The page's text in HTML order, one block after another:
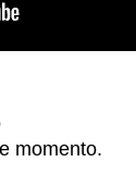
momento.